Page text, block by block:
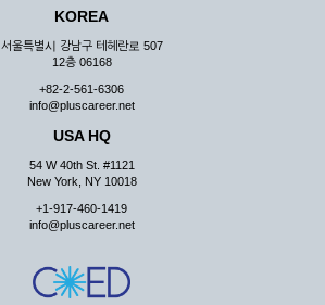
KOREA
서울특별시 강남구 테헤란로 507
12층 06168
+82-2-561-6306
info@pluscareer.net
USA HQ
54 W 40th St. #1121
New York, NY 10018
+1-917-460-1419
info@pluscareer.net